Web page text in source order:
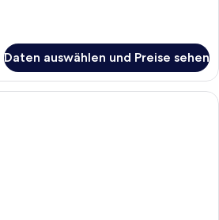
Daten auswählen und Preise sehen